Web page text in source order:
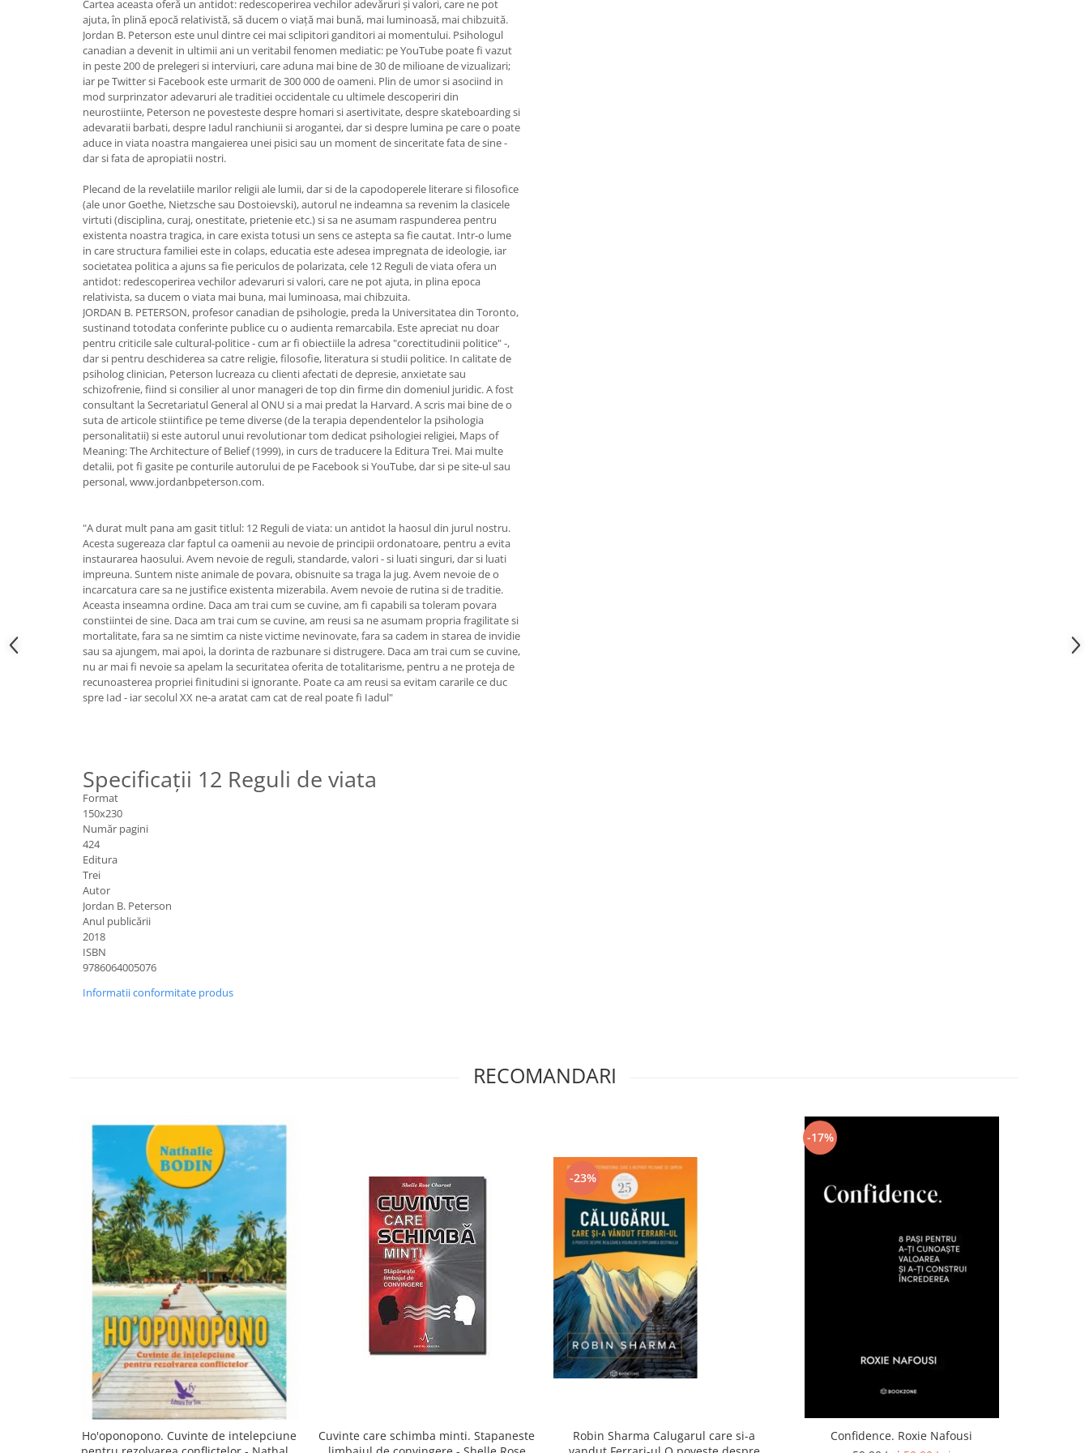
Cartea aceasta oferă un antidot: redescoperirea vechilor adevăruri și valori, care ne pot
ajuta, în plină epocă relativistă, să ducem o viață mai bună, mai luminoasă, mai chibzuită.
Jordan B. Peterson este unul dintre cei mai sclipitori ganditori ai momentului. Psihologul
canadian a devenit in ultimii ani un veritabil fenomen mediatic: pe YouTube poate fi vazut
in peste 200 de prelegeri si interviuri, care aduna mai bine de 30 de milioane de vizualizari;
iar pe Twitter si Facebook este urmarit de 300 000 de oameni. Plin de umor si asociind in
mod surprinzator adevaruri ale traditiei occidentale cu ultimele descoperiri din
neurostiinte, Peterson ne povesteste despre homari si asertivitate, despre skateboarding si
adevaratii barbati, despre Iadul ranchiunii si arogantei, dar si despre lumina pe care o poate
aduce in viata noastra mangaierea unei pisici sau un moment de sinceritate fata de sine -
dar si fata de apropiatii nostri.
Plecand de la revelatiile marilor religii ale lumii, dar si de la capodoperele literare si filosofice
(ale unor Goethe, Nietzsche sau Dostoievski), autorul ne indeamna sa revenim la clasicele
virtuti (disciplina, curaj, onestitate, prietenie etc.) si sa ne asumam raspunderea pentru
existenta noastra tragica, in care exista totusi un sens ce astepta sa fie cautat. Intr-o lume
in care structura familiei este in colaps, educatia este adesea impregnata de ideologie, iar
societatea politica a ajuns sa fie periculos de polarizata, cele 12 Reguli de viata ofera un
antidot: redescoperirea vechilor adevaruri si valori, care ne pot ajuta, in plina epoca
relativista, sa ducem o viata mai buna, mai luminoasa, mai chibzuita.
JORDAN B. PETERSON, profesor canadian de psihologie, preda la Universitatea din Toronto,
sustinand totodata conferinte publice cu o audienta remarcabila. Este apreciat nu doar
pentru criticile sale cultural-politice - cum ar fi obiectiile la adresa "corectitudinii politice" -,
dar si pentru deschiderea sa catre religie, filosofie, literatura si studii politice. In calitate de
psiholog clinician, Peterson lucreaza cu clienti afectati de depresie, anxietate sau
schizofrenie, fiind si consilier al unor manageri de top din firme din domeniul juridic. A fost
consultant la Secretariatul General al ONU si a mai predat la Harvard. A scris mai bine de o
suta de articole stiintifice pe teme diverse (de la terapia dependentelor la psihologia
personalitatii) si este autorul unui revolutionar tom dedicat psihologiei religiei, Maps of
Meaning: The Architecture of Belief (1999), in curs de traducere la Editura Trei. Mai multe
detalii, pot fi gasite pe conturile autorului de pe Facebook si YouTube, dar si pe site-ul sau
personal, www.jordanbpeterson.com.
"A durat mult pana am gasit titlul: 12 Reguli de viata: un antidot la haosul din jurul nostru.
Acesta sugereaza clar faptul ca oamenii au nevoie de principii ordonatoare, pentru a evita
instaurarea haosului. Avem nevoie de reguli, standarde, valori - si luati singuri, dar si luati
impreuna. Suntem niste animale de povara, obisnuite sa traga la jug. Avem nevoie de o
incarcatura care sa ne justifice existenta mizerabila. Avem nevoie de rutina si de traditie.
Aceasta inseamna ordine. Daca am trai cum se cuvine, am fi capabili sa toleram povara
constiintei de sine. Daca am trai cum se cuvine, am reusi sa ne asumam propria fragilitate si
mortalitate, fara sa ne simtim ca niste victime nevinovate, fara sa cadem in starea de invidie
sau sa ajungem, mai apoi, la dorinta de razbunare si distrugere. Daca am trai cum se cuvine,
nu ar mai fi nevoie sa apelam la securitatea oferita de totalitarisme, pentru a ne proteja de
recunoasterea propriei finitudini si ignorante. Poate ca am reusi sa evitam cararile ce duc
spre Iad - iar secolul XX ne-a aratat cam cat de real poate fi Iadul"
Specificații 12 Reguli de viata
Format
150x230
Număr pagini
424
Editura
Trei
Autor
Jordan B. Peterson
Anul publicării
2018
ISBN
9786064005076
Informatii conformitate produs
RECOMANDARI
Ho'oponopono. Cuvinte de intelepciune
Cuvinte care schimba minti. Stapaneste
-23%
Robin Sharma Calugarul care si-a
-17%
Confidence. Roxie Nafousi